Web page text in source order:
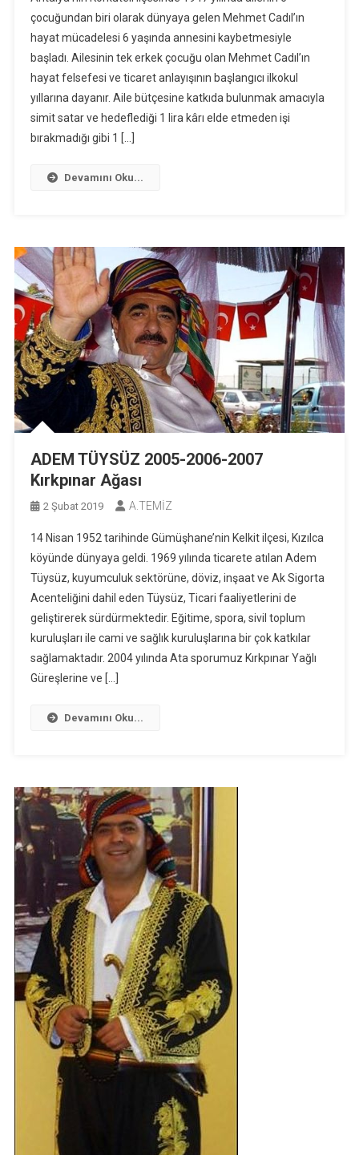
çocuğundan biri olarak dünyaya gelen Mehmet Cadıl’ın
hayat mücadelesi 6 yaşında annesini kaybetmesiyle
başladı. Ailesinin tek erkek çocuğu olan Mehmet Cadıl’ın
hayat felsefesi ve ticaret anlayışının başlangıcı ilkokul
yıllarına dayanır. Aile bütçesine katkıda bulunmak amacıyla
simit satar ve hedeflediği 1 lira kârı elde etmeden işi
bırakmadığı gibi 1 […]
Devamını Oku...
ADEM TÜYSÜZ 2005-2006-2007
Kırkpınar Ağası
2 Şubat 2019 A.TEMİZ
14 Nisan 1952 tarihinde Gümüşhane’nin Kelkit ilçesi, Kızılca
köyünde dünyaya geldi. 1969 yılında ticarete atılan Adem
Tüysüz, kuyumculuk sektörüne, döviz, inşaat ve Ak Sigorta
Acenteliğini dahil eden Tüysüz, Ticari faaliyetlerini de
geliştirerek sürdürmektedir. Eğitime, spora, sivil toplum
kuruluşları ile cami ve sağlık kuruluşlarına bir çok katkılar
sağlamaktadır. 2004 yılında Ata sporumuz Kırkpınar Yağlı
Güreşlerine ve […]
Devamını Oku...